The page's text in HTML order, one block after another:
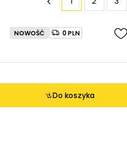
Do koszyka
NOWOŚĆ 0 PLN